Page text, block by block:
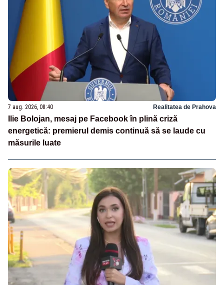
7 aug. 2026, 08:40 Realitatea de Prahova
Ilie Bolojan, mesaj pe Facebook în plină criză
energetică: premierul demis continuă să se laude cu
măsurile luate